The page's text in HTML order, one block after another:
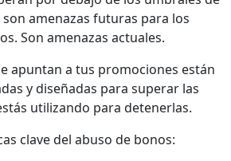
ame­nazas futuras para los
Son ame­nazas actuales.
apun­tan a tus pro­mo­ciones están
y dis­eñadas para super­ar las
uti­lizan­do para deten­er­las.
clave del abu­so de bonos: